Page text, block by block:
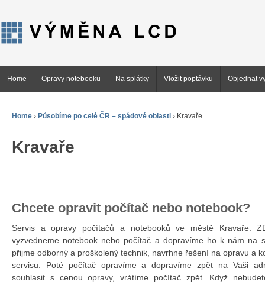
Home Opravy notebooků Na splátky Vložit poptávku Objednat
Home › Působíme po celé ČR – spádové oblasti › Kravaře
Kravaře
Chcete opravit počítač nebo notebook?
Servis a opravy počítačů a notebooků ve městě Kravaře.
vyzvedneme notebook nebo počítač a dopravíme ho k nám na
přijme odborný a proškolený technik, navrhne řešení na opravu a
servisu. Poté počítač opravíme a dopravíme zpět na Vaši
souhlasit s cenou opravy, vrátíme počítač zpět. Když